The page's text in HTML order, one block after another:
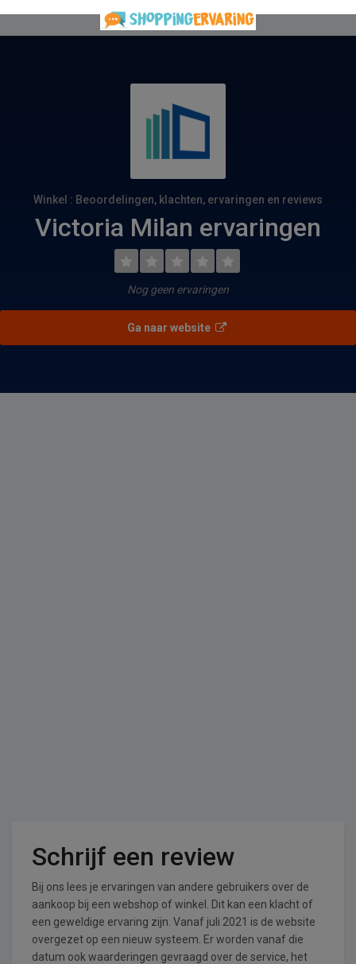
Winkel : Beoordelingen, klachten, ervaringen en reviews
Victoria Milan ervaringen
Nog geen ervaringen
Ga naar website
Schrijf een review
Bij ons lees je ervaringen van andere gebruikers over de
aankoop bij een webshop of winkel. Dit kan een klacht of
een geweldige ervaring zijn. Vanaf juli 2021 is de website
overgezet op een nieuw systeem. Er worden vanaf die
datum ook waarderingen gevraagd over de service, het